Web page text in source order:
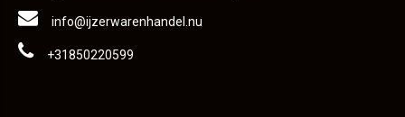
info@ijzerwarenhandel.nu
+31850220599